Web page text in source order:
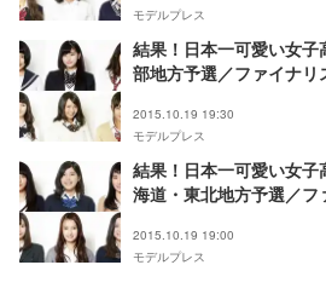
モデルプレス
結果！日本一可愛い女
部地方予選／ファイナリ
2015.10.19 19:30
モデルプレス
結果！日本一可愛い女
海道・東北地方予選／フ
2015.10.19 19:00
モデルプレス